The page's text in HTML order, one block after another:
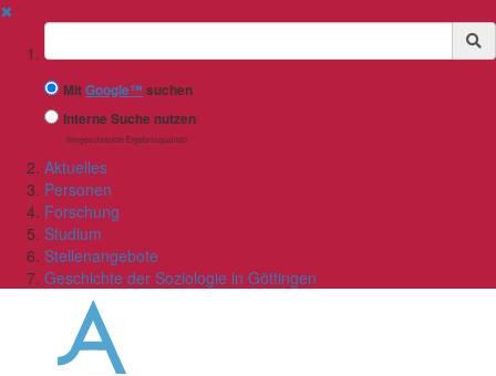
✖
Suchbegriff
MitGoogle™ suchen
Interne Suche nutzen
(eingeschränkte Ergebnisqualität)
Aktuelles
Personen
Forschung
Studium
Stellenangebote
Geschichte der Soziologie in Göttingen